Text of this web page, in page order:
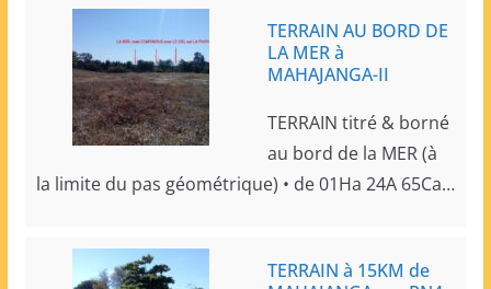
TERRAIN AU BORD DE
LA MER à
MAHAJANGA-II
TERRAIN titré & borné
au bord de la MER (à
la limite du pas géométrique) • de 01Ha 24A 65Ca…
TERRAIN à 15KM de